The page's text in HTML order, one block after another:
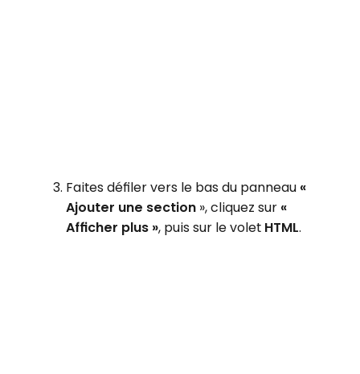
Faites défiler vers le bas du panneau «
Ajouter une section», cliquez sur «
Afficher plus », puis sur le volet HTML.